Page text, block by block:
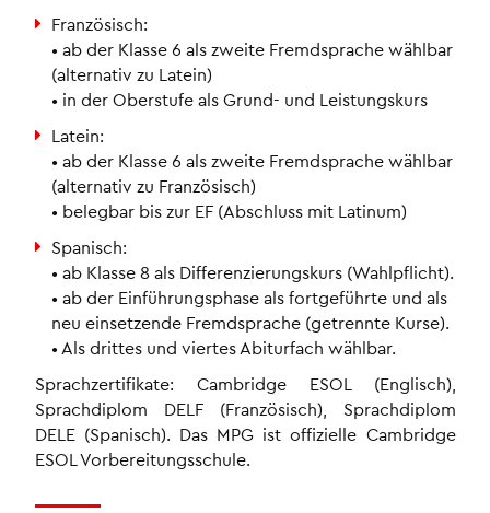
Französisch:
• ab der Klasse 6 als zweite Fremdsprache wählbar
(alternativ zu Latein)
• in der Oberstufe als Grund- und Leistungskurs
Latein:
• ab der Klasse 6 als zweite Fremdsprache wählbar
(alternativ zu Französisch)
• belegbar bis zur EF (Abschluss mit Latinum)
Spanisch:
• ab Klasse 8 als Differenzierungskurs (Wahlpflicht).
• ab der Einführungsphase als fortgeführte und als
neu einsetzende Fremdsprache (getrennte Kurse).
• Als drittes und viertes Abiturfach wählbar.
Sprachzertifikate: Cambridge ESOL (Englisch),
Sprachdiplom DELF (Französisch), Sprachdiplom
DELE (Spanisch). Das MPG ist offizielle Cambridge
ESOL Vorbereitungsschule.